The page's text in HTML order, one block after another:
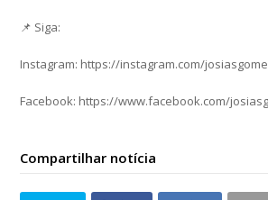
📌 Siga:
Instagram: https://instagram.com/
Facebook: https://www.facebook.com/
Compartilhar notícia